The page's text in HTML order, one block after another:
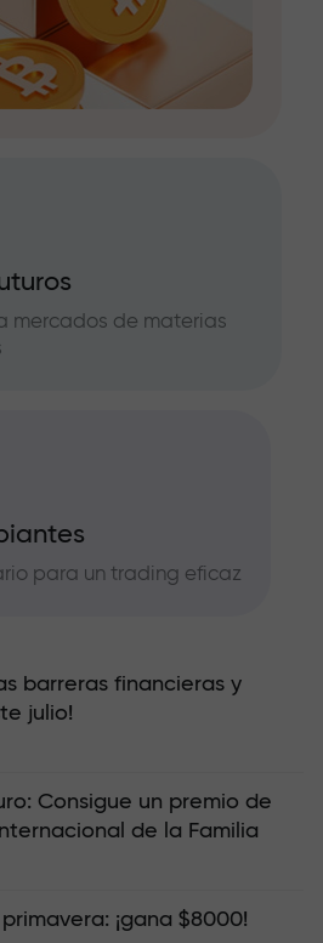
mercados de materias
para un trading eficaz
barreras financieras y
julio!
Consigue un premio de
de la Familia
¡gana $8000!